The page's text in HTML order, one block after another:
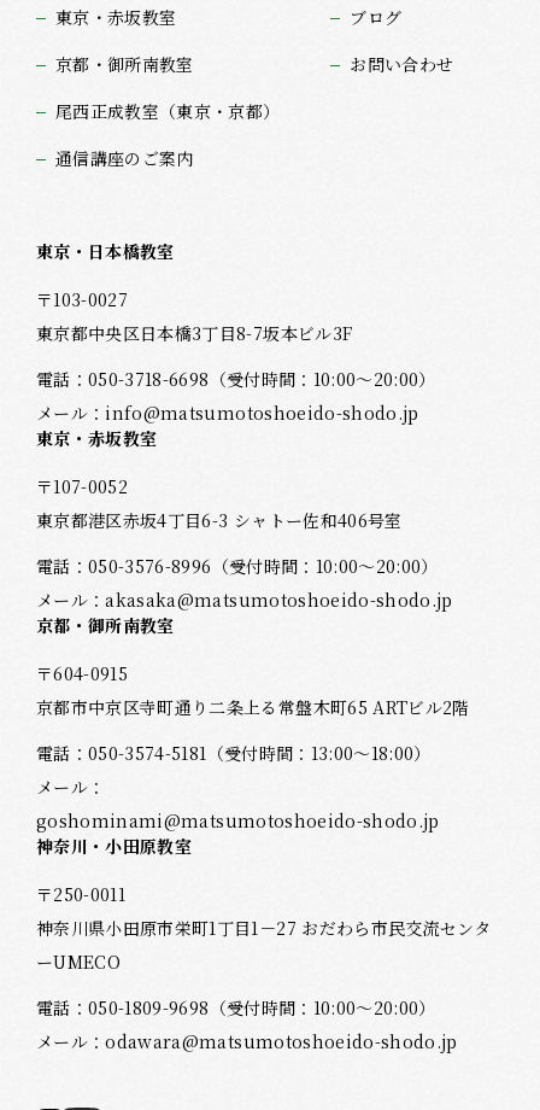
東京・赤坂教室
京都・御所南教室
尾西正成教室（東京・京都）
通信講座のご案内
ブログ
お問い合わせ
東京・日本橋教室
〒103-0027
東京都中央区日本橋3丁目8-7坂本ビル3F
電話：050-3718-6698 （受付時間：10:00～20:00）
メール： info@matsumotoshoeido-shodo.jp
東京・赤坂教室
〒107-0052
東京都港区赤坂4丁目6-3 シャトー佐和406号室
電話：050-3576-8996 （受付時間：10:00～20:00）
メール：akasaka@matsumotoshoeido-shodo.jp
京都・御所南教室
〒604-0915
京都市中京区寺町通り二条上る常盤木町65 ARTビル2階
電話：050-3574-5181 （受付時間：13:00～18:00）
メール：
goshominami@matsumotoshoeido-shodo.jp
神奈川・小田原教室
〒250-0011
神奈川県小田原市栄町1丁目1－27 おだわら市民交流センタ
ーUMECO
電話：050-1809-9698 （受付時間：10:00～20:00）
メール：odawara@matsumotoshoeido-shodo.jp